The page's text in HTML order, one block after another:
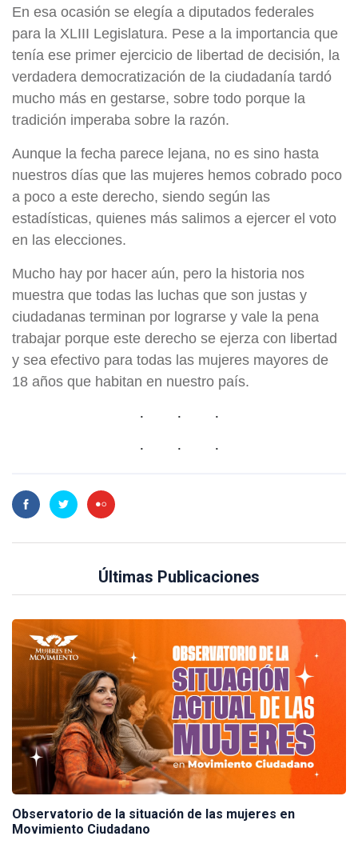
En esa ocasión se elegía a diputados federales
para la XLIII Legislatura. Pese a la importancia que
tenía ese primer ejercicio de libertad de decisión, la
verdadera democratización de la ciudadanía tardó
mucho más en gestarse, sobre todo porque la
tradición imperaba sobre la razón.
Aunque la fecha parece lejana, no es sino hasta
nuestros días que las mujeres hemos cobrado poco
a poco a este derecho, siendo según las
estadísticas, quienes más salimos a ejercer el voto
en las elecciones.
Mucho hay por hacer aún, pero la historia nos
muestra que todas las luchas que son justas y
ciudadanas terminan por lograrse y vale la pena
trabajar porque este derecho se ejerza con libertad
y sea efectivo para todas las mujeres mayores de
18 años que habitan en nuestro país.
Últimas Publicaciones
Observatorio de la situación de las mujeres en
Movimiento Ciudadano